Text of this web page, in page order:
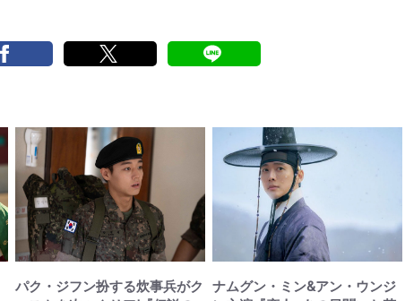
パク・ジフン扮する炊事兵がク
ナムグン・ミン&アン・ウンジ